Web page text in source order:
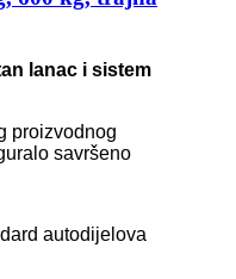
lanac i sistem
proizvodnog
savršeno
autodijelova